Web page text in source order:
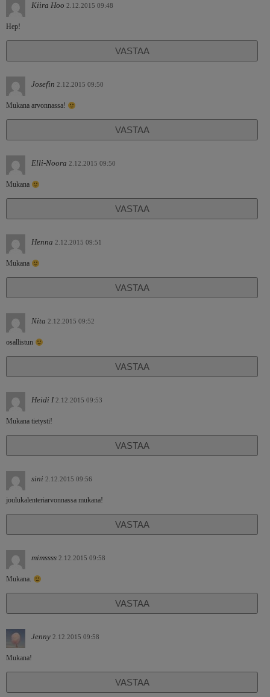
Kiira Hoo 2.12.2015 09:48
Hep!
VASTAA
Josefin 2.12.2015 09:50
Mukana arvonnassa!
VASTAA
Elli-Noora 2.12.2015 09:50
Mukana
VASTAA
Henna 2.12.2015 09:51
Mukana
VASTAA
Nita 2.12.2015 09:52
osallistun
VASTAA
Heidi I 2.12.2015 09:53
Mukana tietysti!
VASTAA
sini 2.12.2015 09:56
joulukalenteriarvonnassa mukana!
VASTAA
mimssss 2.12.2015 09:58
Mukana.
VASTAA
Jenny 2.12.2015 09:58
Mukana!
VASTAA